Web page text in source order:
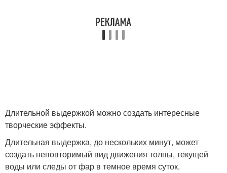
Длительной выдержкой можно создать интересные
творческие эффекты.
Длительная выдержка, до нескольких минут, может
создать неповторимый вид движения толпы, текущей
воды или следы от фар в темное время суток.